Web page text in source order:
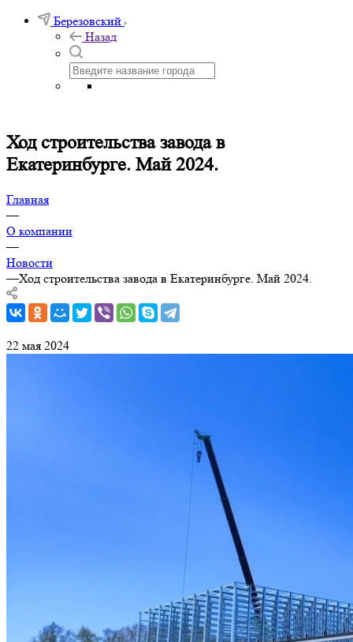
Березовский
Назад
Ход строительства завода в
Екатеринбурге. Май 2024.
Главная
—
О компании
—
Новости
—Ход строительства завода в Екатеринбурге. Май 2024.
22 мая 2024